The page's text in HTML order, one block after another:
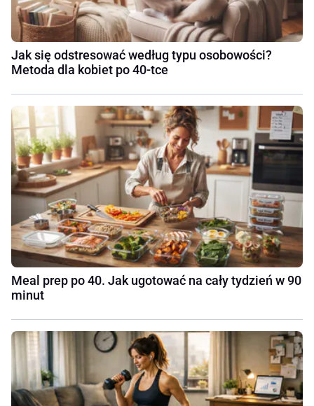
Jak się odstresować według typu osobowości?
Metoda dla kobiet po 40-tce
Meal prep po 40. Jak ugotować na cały tydzień w 90
minut